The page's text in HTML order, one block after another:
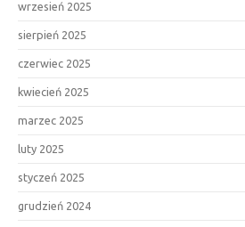
wrzesień 2025
sierpień 2025
czerwiec 2025
kwiecień 2025
marzec 2025
luty 2025
styczeń 2025
grudzień 2024